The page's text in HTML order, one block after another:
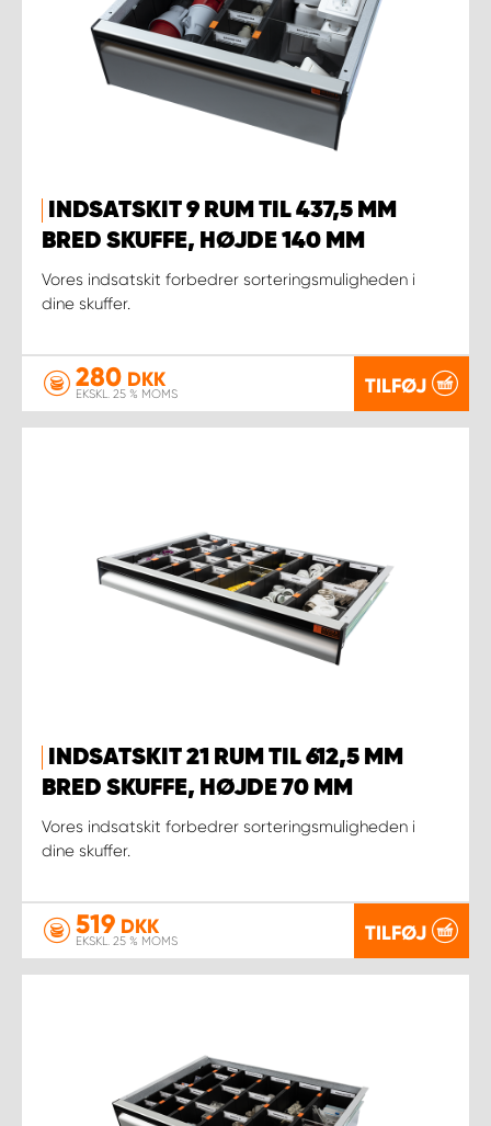
INDSATSKIT 9 RUM TIL 437,5 MM
BRED SKUFFE, HØJDE 140 MM
Vores indsatskit forbedrer sorteringsmuligheden i
dine skuffer.
280 DKK
EKSKL. 25 % MOMS TILFØJ
INDSATSKIT 21 RUM TIL 612,5 MM
BRED SKUFFE, HØJDE 70 MM
Vores indsatskit forbedrer sorteringsmuligheden i
dine skuffer.
519 DKK
EKSKL. 25 % MOMS TILFØJ